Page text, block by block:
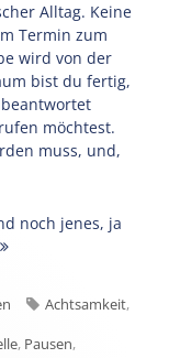
Alltag. Keine
Termin zum
wird von der
bist du fertig,
möchtest.
muss, und,
noch jenes, ja
Schlagwörter
Achtsamkeit,
, Pausen,